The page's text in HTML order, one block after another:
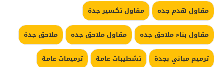
مقاول هدم جده
مقاول تكسير جدة
مقاول بناء ملاحق جده
مقاول ملاحق جده
ملاحق جدة
ترميم مباني بجدة
تشطيبات عامة
ترميمات عامة